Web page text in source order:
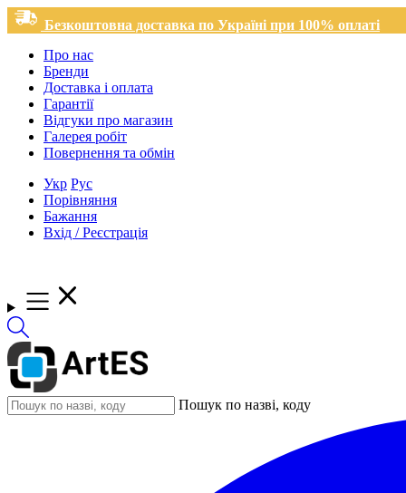
Безкоштовна доставка по Україні при 100% оплаті
Про нас
Бренди
Доставка і оплата
Гарантії
Відгуки про магазин
Галерея робіт
Повернення та обмін
Укр Рус
Порівняння
Бажання
Вхід / Реєстрація
Пошук по назві, коду